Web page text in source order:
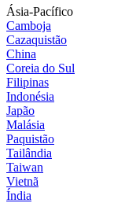
Ásia-Pacífico
Camboja
Cazaquistão
China
Coreia do Sul
Filipinas
Indonésia
Japão
Malásia
Paquistão
Tailândia
Taiwan
Vietnã
Índia